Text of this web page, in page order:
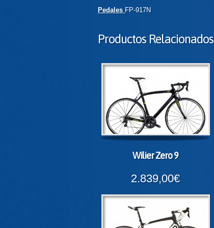
Pedales FP-917N
Productos Relacionados
Wilier Zero 9
2.839,00€